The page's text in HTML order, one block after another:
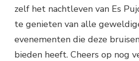
zelf het nachtleven van Es
te genieten van alle
evenementen die deze
bieden heeft. Cheers op nog